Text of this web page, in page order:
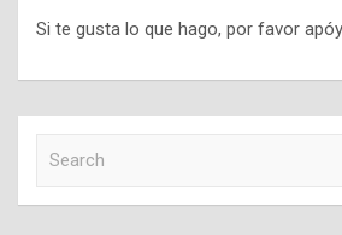
Si te gusta lo que hago, por favor